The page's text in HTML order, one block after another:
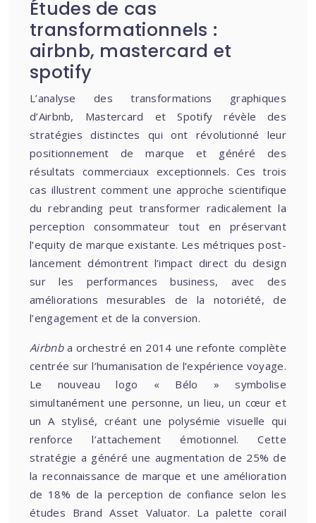
Études de cas
transformationnels :
airbnb, mastercard et
spotify
L’analyse des transformations graphiques
d’Airbnb, Mastercard et Spotify révèle des
stratégies distinctes qui ont révolutionné leur
positionnement de marque et généré des
résultats commerciaux exceptionnels. Ces trois
cas illustrent comment une approche scientifique
du rebranding peut transformer radicalement la
perception consommateur tout en préservant
l’equity de marque existante. Les métriques post-
lancement démontrent l’impact direct du design
sur les performances business, avec des
améliorations mesurables de la notoriété, de
l’engagement et de la conversion.
Airbnba orchestré en 2014 une refonte complète
centrée sur l’humanisation de l’expérience voyage.
Le nouveau logo « Bélo » symbolise
simultanément une personne, un lieu, un cœur et
un A stylisé, créant une polysémie visuelle qui
renforce l’attachement émotionnel. Cette
stratégie a généré une augmentation de 25% de
la reconnaissance de marque et une amélioration
de 18% de la perception de confiance selon les
études Brand Asset Valuator. La palette corail